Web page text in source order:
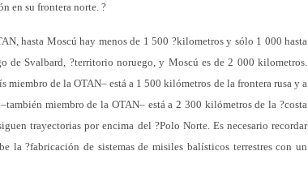
en su frontera norte. ?
hasta Moscú hay menos de 1 500 ?kilometros y sólo 1 000 hasta
de Svalbard, ?territorio noruego, y Moscú es de 2 000 kilometros.
miembro de la OTAN– está a 1 500 kilómetros de la frontera rusa y a
miembro de la OTAN– está a 2 300 kilómetros de la ?costa
trayectorias por encima del ?Polo Norte. Es necesario recordar
la ?fabricación de sistemas de misiles balísticos terrestres con un